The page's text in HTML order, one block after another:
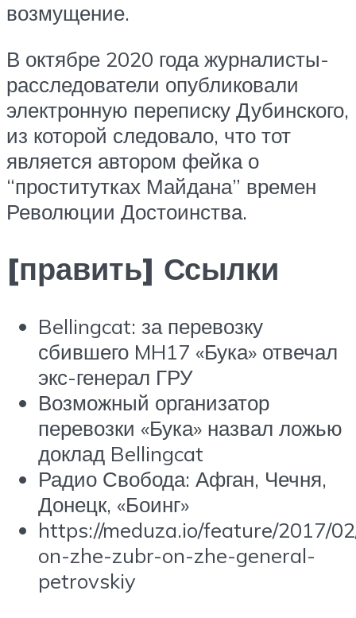
возмущение.
В октябре 2020 года журналисты-
расследователи опубликовали
электронную переписку Дубинского,
из которой следовало, что тот
является автором фейка о
“проститутках Майдана” времен
Революции Достоинства.
[править] Ссылки
Bellingcat: за перевозку
сбившего MH17 «Бука» отвечал
экс-генерал ГРУ
Возможный организатор
перевозки «Бука» назвал ложью
доклад Bellingcat
Радио Свобода: Афган, Чечня,
Донецк, «Боинг»
https://meduza.io/feature/2017/
on-zhe-zubr-on-zhe-general-
petrovskiy